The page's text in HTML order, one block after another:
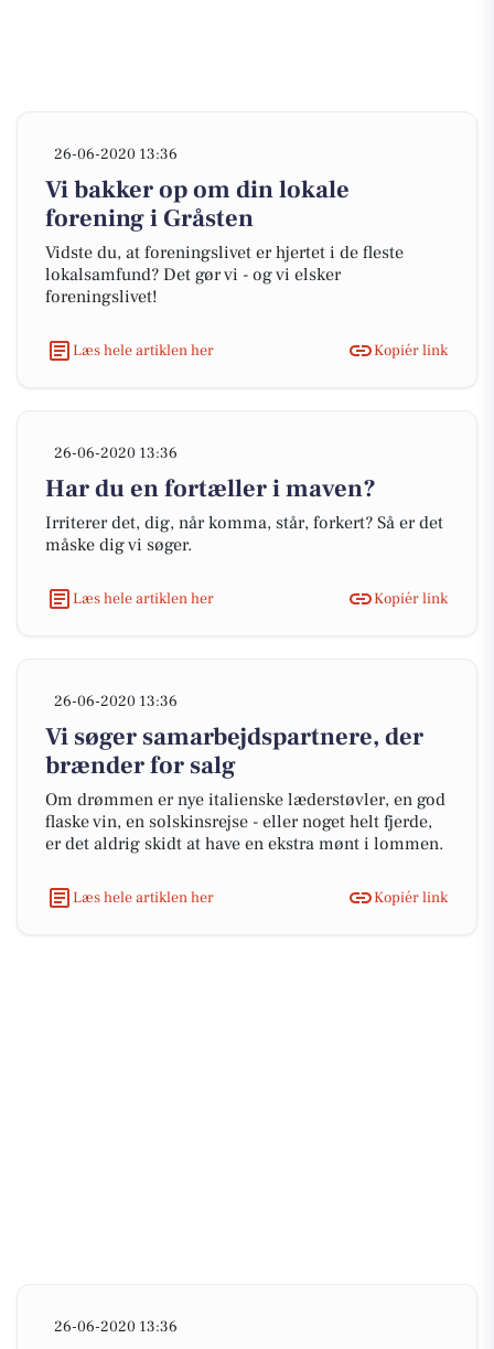
26-06-2020 13:36
Vi bakker op om din lokale
forening i Gråsten
Vidste du, at foreningslivet er hjertet i de fleste
lokalsamfund? Det gør vi - og vi elsker
foreningslivet!
Læs hele artiklen her Kopiér link
26-06-2020 13:36
Har du en fortæller i maven?
Irriterer det, dig, når komma, står, forkert? Så er det
måske dig vi søger.
Læs hele artiklen her Kopiér link
26-06-2020 13:36
Vi søger samarbejdspartnere, der
brænder for salg
Om drømmen er nye italienske læderstøvler, en god
flaske vin, en solskinsrejse - eller noget helt fjerde,
er det aldrig skidt at have en ekstra mønt i lommen.
Læs hele artiklen her Kopiér link
26-06-2020 13:36